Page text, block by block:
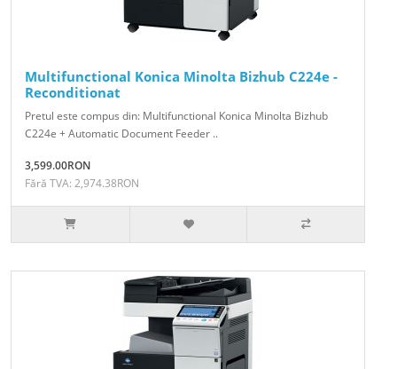
Multifunctional Konica Minolta Bizhub C224e -
Reconditionat
Pretul este compus din: Multifunctional Konica Minolta Bizhub
C224e + Automatic Document Feeder ..
3,599.00RON
Fără TVA: 2,974.38RON